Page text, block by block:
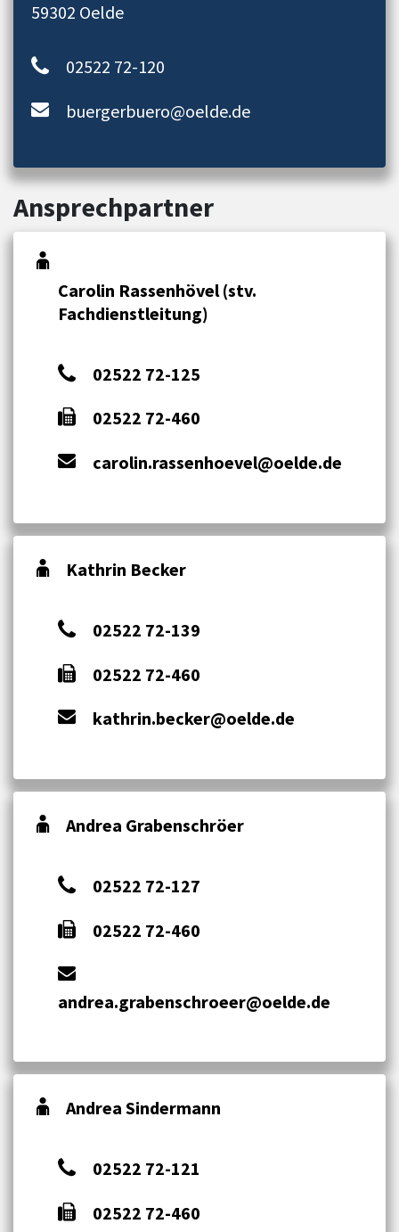
59302 Oelde
02522 72-120
buergerbuero@oelde.de
Ansprechpartner
Carolin Rassenhövel (stv.
Fachdienstleitung)
02522 72-125
02522 72-460
carolin.rassenhoevel@oelde.de
Kathrin Becker
02522 72-139
02522 72-460
kathrin.becker@oelde.de
Andrea Grabenschröer
02522 72-127
02522 72-460
andrea.grabenschroeer@oelde.de
Andrea Sindermann
02522 72-121
02522 72-460